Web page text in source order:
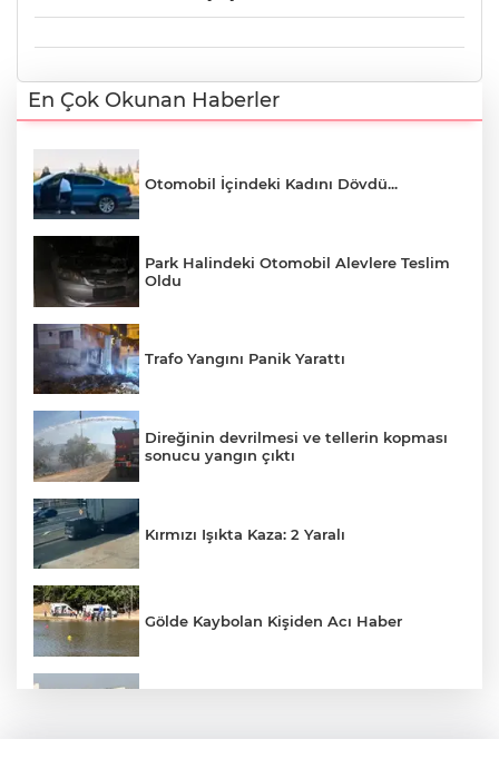
En Çok Okunan Haberler
Otomobil İçindeki Kadını Dövdü...
Park Halindeki Otomobil Alevlere Teslim
Oldu
Trafo Yangını Panik Yarattı
Direğinin devrilmesi ve tellerin kopması
sonucu yangın çıktı
Kırmızı Işıkta Kaza: 2 Yaralı
Gölde Kaybolan Kişiden Acı Haber